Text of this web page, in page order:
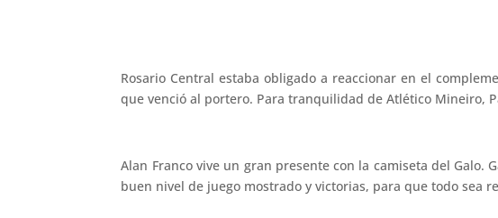
Rosario Central estaba obligado a reaccionar en el
que venció al portero. Para tranquilidad de Atlético Mineiro,
Alan Franco vive un gran presente con la camiseta del
buen nivel de juego mostrado y victorias, para que todo sea